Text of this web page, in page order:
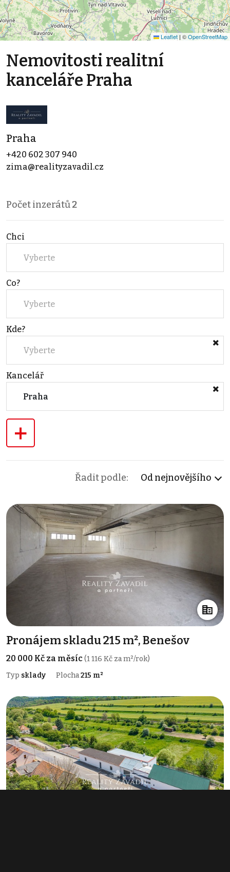
Leaflet | ©OpenStreetMap
Nemovitosti realitní
kanceláře Praha
Praha
+420 602 307 940
zima@realityzavadil.cz
Počet inzerátů2
Chci
Vyberte
Co?
Vyberte
Kde?
Vyberte
Kancelář
Praha
+
Řadit podle: Od nejnovějšího
Pronájem skladu 215 m², Benešov
20 000 Kč za měsíc(1 116 Kč za m²/rok)
Typ sklady Plocha215 m²